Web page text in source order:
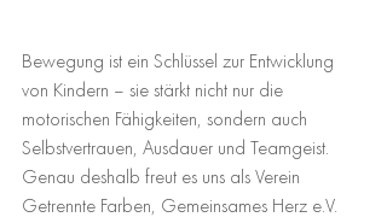
Bewegung ist ein Schlüssel zur Entwicklung
von Kindern – sie stärkt nicht nur die
motorischen Fähigkeiten, sondern auch
Selbstvertrauen, Ausdauer und Teamgeist.
Genau deshalb freut es uns als Verein
Getrennte Farben, Gemeinsames Herz e.V.